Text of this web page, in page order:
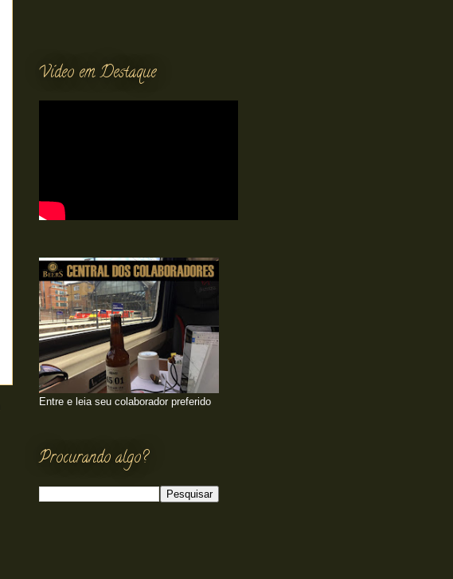
Vídeo em Destaque
Entre e leia seu colaborador preferido
Procurando algo?